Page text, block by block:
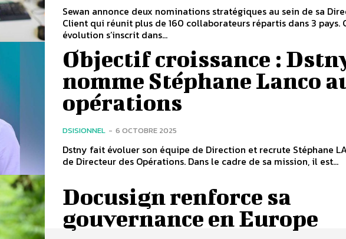
Sewan annonce deux nominations stratégiques au sein de sa
Client qui réunit plus de 160 collaborateurs répartis dans 3 pays.
évolution s’inscrit dans...
Objectif croissance :
nomme Stéphane Lanco
opérations
DSISIONNEL - 6 OCTOBRE 2025
Dstny fait évoluer son équipe de Direction et recrute Stéphane
de Directeur des Opérations. Dans le cadre de sa mission, il est...
Docusign renforce sa
gouvernance en Europe